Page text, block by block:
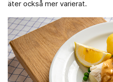
äter också mer varierat.